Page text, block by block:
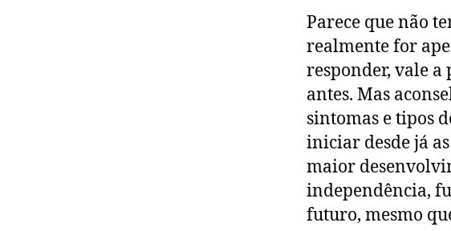
Parece que não
realmente for
responder, vale a
antes. Mas
sintomas e tipos
iniciar desde já
maior
independência,
futuro, mesmo